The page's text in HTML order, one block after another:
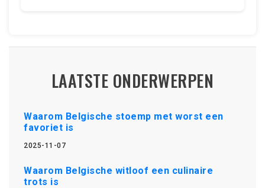
LAATSTE ONDERWERPEN
Waarom Belgische stoemp met worst een
favoriet is
2025-11-07
Waarom Belgische witloof een culinaire
trots is